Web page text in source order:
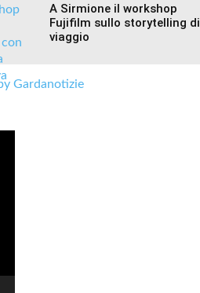
A Sirmione il workshop
Fujifilm sullo storytelling di
viaggio
Gardanotizie